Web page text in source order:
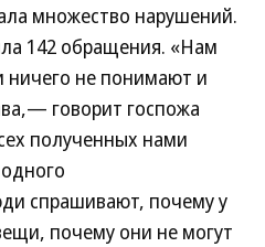
множество нарушений.
142 обращения. «Нам
ничего не понимают и
говорит госпожа
полученных нами
спрашивают, почему у
почему они не могут